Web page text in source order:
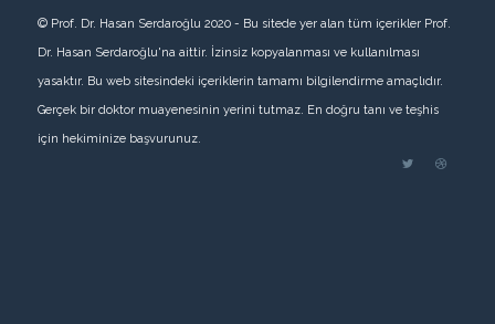
© Prof. Dr. Hasan Serdaroğlu 2020 - Bu sitede yer alan tüm içerikler Prof.
Dr. Hasan Serdaroğlu'na aittir. İzinsiz kopyalanması ve kullanılması
yasaktır. Bu web sitesindeki içeriklerin tamamı bilgilendirme amaçlıdır.
Gerçek bir doktor muayenesinin yerini tutmaz. En doğru tanı ve teşhis
için hekiminize başvurunuz.